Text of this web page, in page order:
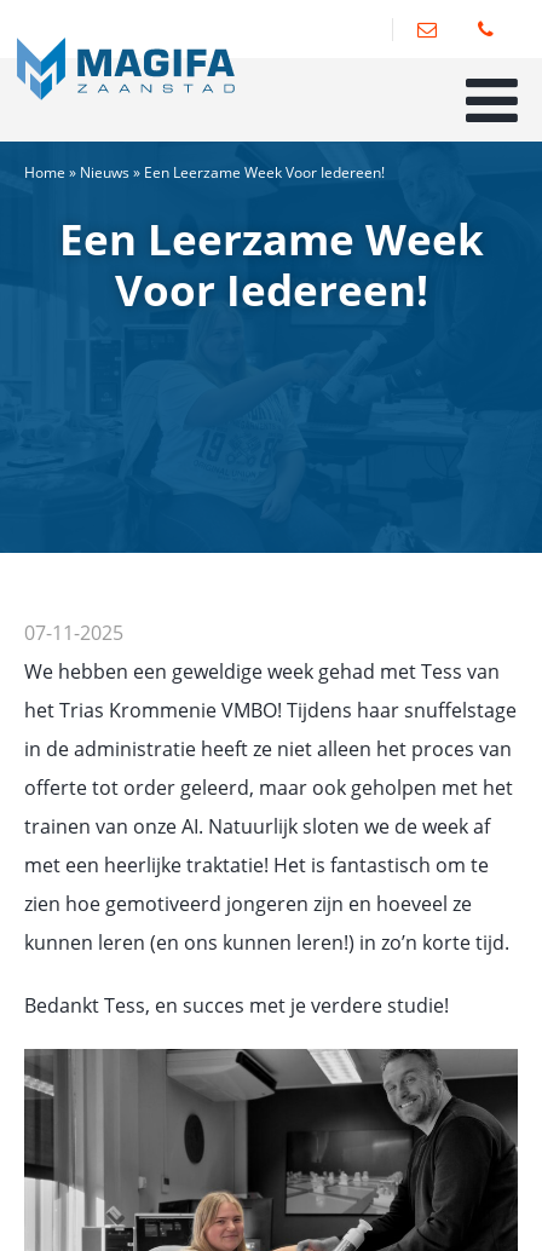
Home » Nieuws» Een Leerzame Week Voor Iedereen!
Een Leerzame Week
Voor Iedereen!
07-11-2025
We hebben een geweldige week gehad met Tess van
het Trias Krommenie VMBO! Tijdens haar snuffelstage
in de administratie heeft ze niet alleen het proces van
offerte tot order geleerd, maar ook geholpen met het
trainen van onze AI. Natuurlijk sloten we de week af
met een heerlijke traktatie! Het is fantastisch om te
zien hoe gemotiveerd jongeren zijn en hoeveel ze
kunnen leren (en ons kunnen leren!) in zo’n korte tijd.
Bedankt Tess, en succes met je verdere studie!